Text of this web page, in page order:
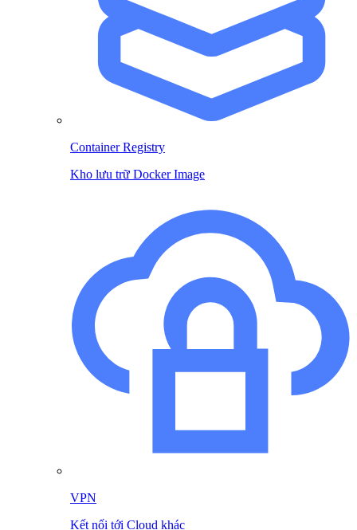
Container Registry
Kho lưu trữ Docker Image
VPN
Kết nối tới Cloud khác